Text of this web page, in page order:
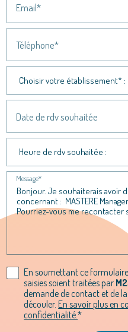
Email*
Téléphone*
Date de rdv souhaitée
Message*
En soumettant ce
saisies soient traitées par
demande de contact et de
découler.En savoir plus en
confidentialité.*